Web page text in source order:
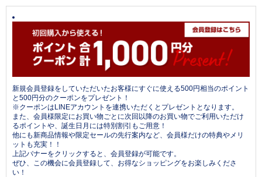
新規会員登録をしていただいたお客様にすぐに使える500円相当のポイント
と500円分のクーポンをプレゼント！
※クーポンはLINEアカウントを連携いただくとプレゼントとなります。
また、会員様限定にお買い物ごとに次回以降のお買い物でご利用いただけ
るポイントや、誕生日月には特別割引もご用意！
他にも新商品情報や限定セールの先行案内など、会員様だけの特典やメリ
ットも充実！！
上記バナーをクリックすると、会員登録が可能です。
ぜひ、この機会に会員登録して、お得なショッピングをお楽しみくださ
い！